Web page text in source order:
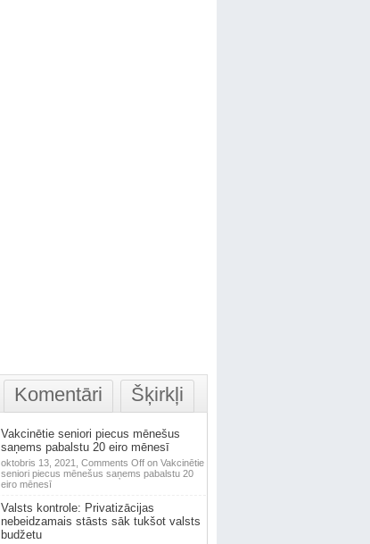
Komentāri Šķirkļi
Vakcinētie seniori piecus mēnešus
saņems pabalstu 20 eiro mēnesī
oktobris 13, 2021, Comments Offon Vakcinētie
seniori piecus mēnešus saņems pabalstu 20
eiro mēnesī
Valsts kontrole: Privatizācijas
nebeidzamais stāsts sāk tukšot valsts
budžetu